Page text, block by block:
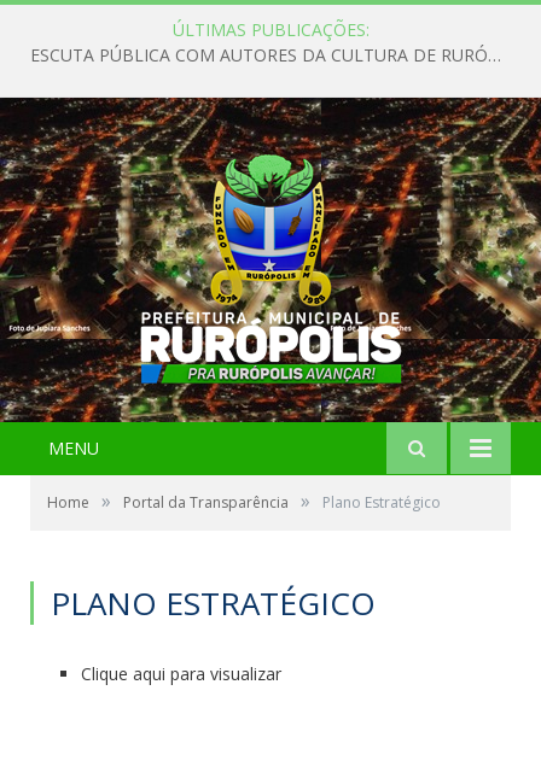
ÚLTIMAS PUBLICAÇÕES:
ESCUTA PÚBLICA COM AUTORES DA CULTURA DE RURÓPOLIS
MENU
Home » Portal da Transparência » Plano Estratégico
PLANO ESTRATÉGICO
Clique aqui para visualizar